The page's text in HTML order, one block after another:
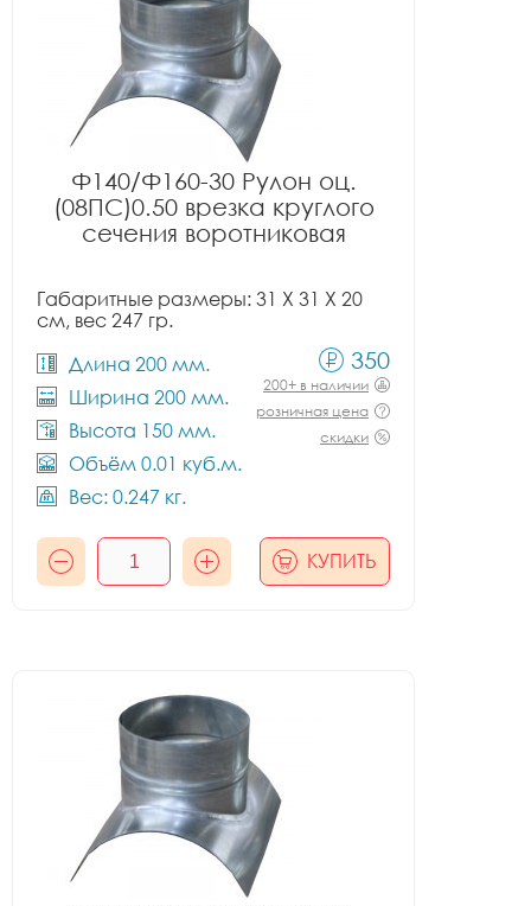
Ф140/Ф160-30 Рулон оц.
(08ПС)0.50 врезка круглого
сечения воротниковая
Габаритные размеры: 31 X 31 X 20
см, вес 247 гр.
Длина 200 мм.
Ширина 200 мм.
Высота 150 мм.
Объём 0.01 куб.м.
Вес: 0.247 кг.
350
200+ в наличии
розничная цена
скидки
КУПИТЬ